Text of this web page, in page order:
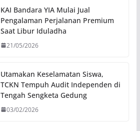
KAI Bandara YIA Mulai Jual
Pengalaman Perjalanan Premium
Saat Libur Iduladha
21/05/2026
Utamakan Keselamatan Siswa,
TCKN Tempuh Audit Independen di
Tengah Sengketa Gedung
03/02/2026